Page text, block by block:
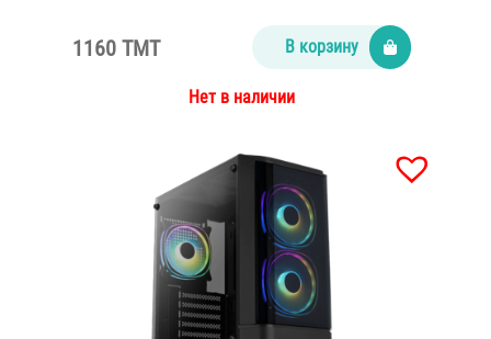
1160 TMT В корзину
Нет в наличии